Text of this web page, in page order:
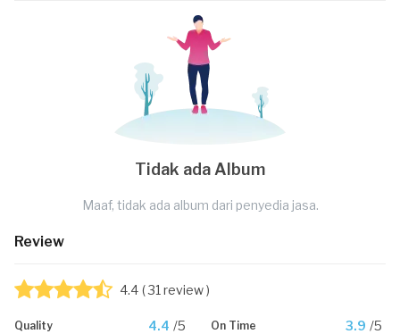
Tidak ada Album
Maaf, tidak ada album dari penyedia jasa.
Review
4.4 ( 31 review )
Quality 4.4 /5 On Time 3.9 /5